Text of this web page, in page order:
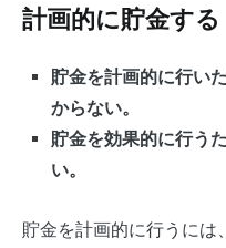
計画的に貯金する
貯金を計画的に行い
からない。
貯金を効果的に行う
い。
貯金を計画的に行うには